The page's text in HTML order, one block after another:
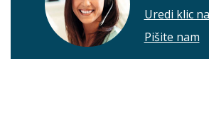
Uredi klic
Pišite nam